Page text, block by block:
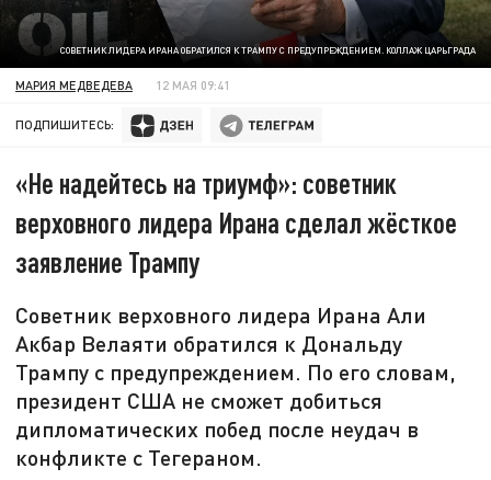
СОВЕТНИК ЛИДЕРА ИРАНА ОБРАТИЛСЯ К ТРАМПУ С ПРЕДУПРЕЖДЕНИЕМ. КОЛЛАЖ ЦАРЬГРАДА
МАРИЯ МЕДВЕДЕВА 12 МАЯ 09:41
ПОДПИШИТЕСЬ:
«Не надейтесь на триумф»: советник
верховного лидера Ирана сделал жёсткое
заявление Трампу
Советник верховного лидера Ирана Али
Акбар Велаяти обратился к Дональду
Трампу с предупреждением. По его словам,
президент США не сможет добиться
дипломатических побед после неудач в
конфликте с Тегераном.